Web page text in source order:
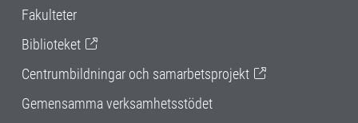
Fakulteter
Biblioteket
Centrumbildningar och samarbetsprojekt
Gemensamma verksamhetsstödet